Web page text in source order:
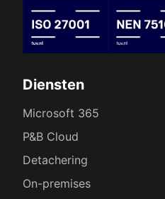
Diensten
Microsoft 365
P&B Cloud
Detachering
On-premises